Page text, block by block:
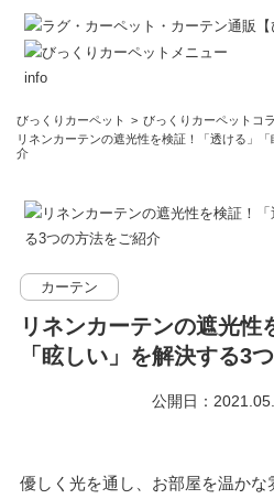
info
びっくりカーペット びっくりカーペットコ
リネンカーテンの遮光性を検証！「透ける」
介
カーテン
リネンカーテンの遮光性
「眩しい」を解決する3
公開日：
優しく光を通し、お部屋を温か